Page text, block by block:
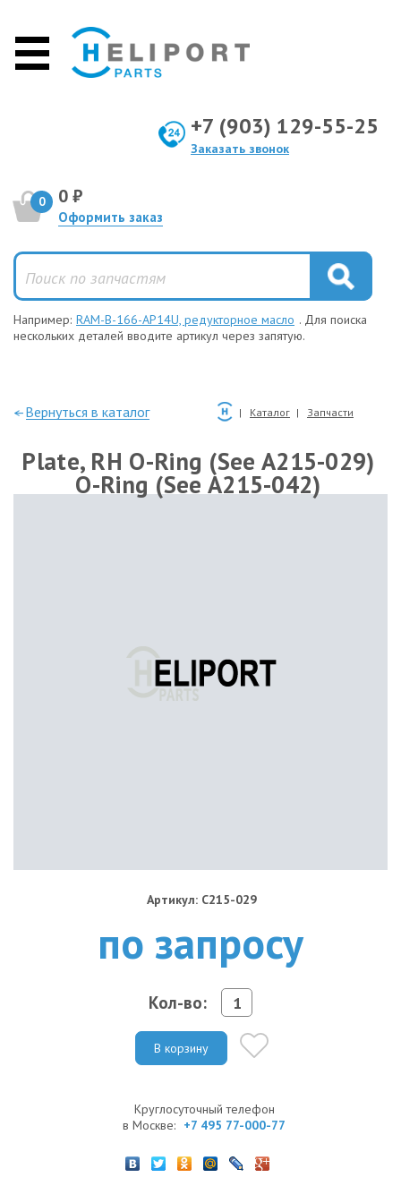
+7 (903) 129-55-25
Заказать звонок
0 0 ₽
Оформить заказ
Например: RAM-B-166-AP14U, редукторное масло . Для поиска
нескольких деталей вводите артикул через запятую.
—Вернуться в каталог Каталог Запчасти
Plate, RH O-Ring (See A215-029)
O-Ring (See A215-042)
Артикул: C215-029
по запросу
Кол-во:
В корзину
Круглосуточный телефон
в Москве: +7 495 77-000-77